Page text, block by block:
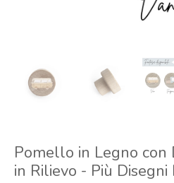
Pomello in Legno con
in Rilievo - Più Disegni